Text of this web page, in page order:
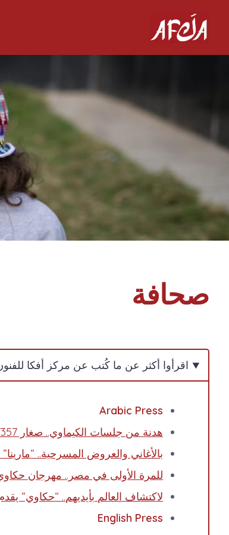
صحافة
اقرأوا أكثر عن ما كُتب عن مركز أفكا
Arabic Press
هدنة من جلسات الكيماوي.. صغار 57357 في مهرجان حكاوي لفنون الطفل
بالأغاني والعروض المسرحية..
للمرة الأولى في مصر.. مهرجان
لاكتشاف العالم بأيديهم.. “حكاوي”
English Press